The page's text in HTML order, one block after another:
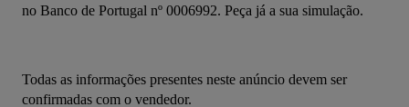
no Banco de Portugal nº 0006992. Peça já a sua simulação.
Todas as informações presentes neste anúncio devem ser
confirmadas com o vendedor.